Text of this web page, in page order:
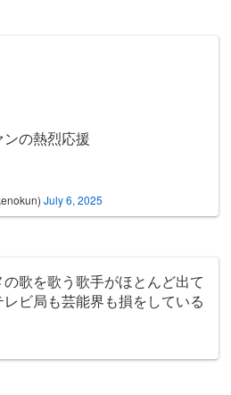
の熱烈応援
July 6, 2025
歌を歌う歌手がほとんど出て
ビ局も芸能界も損をしている